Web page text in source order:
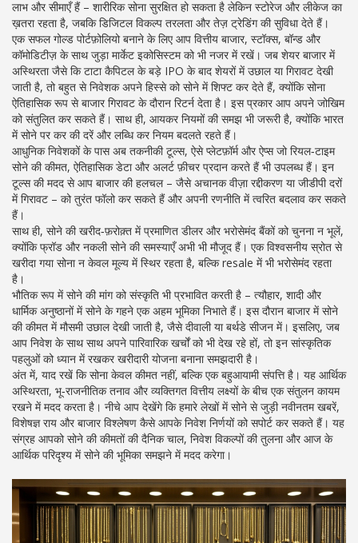
लाभ और सीमाएँ हैं – शारीरिक सोना सुरक्षित हो सकता है लेकिन स्टोरेज और लीकेज का
ख़तरा रहता है, जबकि डिजिटल विकल्प तरलता और तेज़ ट्रेडिंग की सुविधा देते हैं।
एक सफल गोल्ड पोर्टफ़ोलियो बनाने के लिए आप वित्तीय बाजार, स्टॉक्स, बॉन्ड और
कॉमोडिटीज़ के साथ जुड़ा मार्केट इकोसिस्टमको भी नजर में रखें। जब शेयर बाजार में
अस्थिरता जैसे कि टाटा कैपिटल के बड़े IPO के बाद शेयरों में उछाल या गिरावट देखी
जाती है, तो बहुत से निवेशक अपने हिस्से को सोने में शिफ्ट कर देते हैं, क्योंकि सोना
ऐतिहासिक रूप से बाजार गिरावट के दौरान रिटर्न देता है। इस प्रकार आप अपने जोखिम
को संतुलित कर सकते हैं। साथ ही, आयकर नियमों की समझ भी जरूरी है, क्योंकि भारत
में सोने पर कर की दरें और लब्धि कर नियम बदलते रहते हैं।
आधुनिक निवेशकों के पास अब तकनीकी टूल्स, ऐसे प्लेटफ़ॉर्म और ऐप्स जो रियल‑टाइम
सोने की कीमत, ऐतिहासिक डेटा और अलर्ट फ़ीचर प्रदान करते हैंभी उपलब्ध हैं। इन
टूल्स की मदद से आप बाजार की हलचल – जैसे अचानक वीज़ा रद्दीकरण या जीडीपी दरों
में गिरावट – को तुरंत फॉलो कर सकते हैं और अपनी रणनीति में त्वरित बदलाव कर सकते
हैं।
साथ ही, सोने की खरीद‑फ़रोक़्त में प्रमाणित डीलर और भरोसेमंद बैंकों को चुनना न भूलें,
क्योंकि फ्रॉड और नकली सोने की समस्याएँ अभी भी मौजूद हैं। एक विश्वसनीय स्रोत से
खरीदा गया सोना न केवल मूल्य में स्थिर रहता है, बल्कि resale में भी भरोसेमंद रहता
है।
भौतिक रूप में सोने की मांग को संस्कृति भी प्रभावित करती है – त्यौहार, शादी और
धार्मिक अनुष्ठानों में सोने के गहने एक अहम भूमिका निभाते हैं। इस दौरान बाजार में सोने
की कीमत में मौसमी उछाल देखी जाती है, जैसे दीवाली या बर्थडे सीजन में। इसलिए, जब
आप निवेश के साथ साथ अपने पारिवारिक खर्चों को भी देख रहे हों, तो इन सांस्कृतिक
पहलुओं को ध्यान में रखकर खरीदारी योजना बनाना समझदारी है।
अंत में, याद रखें कि सोना केवल कीमत नहीं, बल्कि एक बहुआयामी संपत्ति है। यह आर्थिक
अस्थिरता, भू‑राजनीतिक तनाव और व्यक्तिगत वित्तीय लक्ष्यों के बीच एक संतुलन कायम
रखने में मदद करता है। नीचे आप देखेंगे कि हमारे लेखों में सोने से जुड़ी नवीनतम खबरें,
विशेषज्ञ राय और बाजार विश्लेषण कैसे आपके निवेश निर्णयों को सपोर्ट कर सकते हैं। यह
संग्रह आपको सोने की कीमतों की दैनिक चाल, निवेश विकल्पों की तुलना और आज के
आर्थिक परिदृश्य में सोने की भूमिका समझने में मदद करेगा।